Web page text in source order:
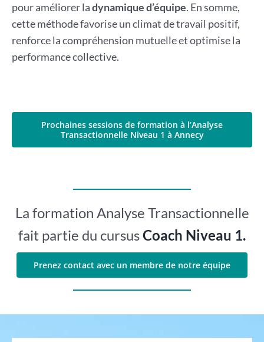
pour améliorer ladynamique d’équipe. En somme,
cette méthode favorise un climat de travail positif,
renforce la compréhension mutuelle et optimise la
performance collective.
Prochaines sessions de formation à l’Analyse
Transactionnelle Niveau 1 à Annecy
La formation Analyse Transactionnelle
fait partie du cursusCoach Niveau 1.
Prenez contact avec un membre de notre équipe